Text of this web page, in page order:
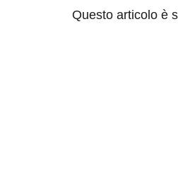
Questo articolo è